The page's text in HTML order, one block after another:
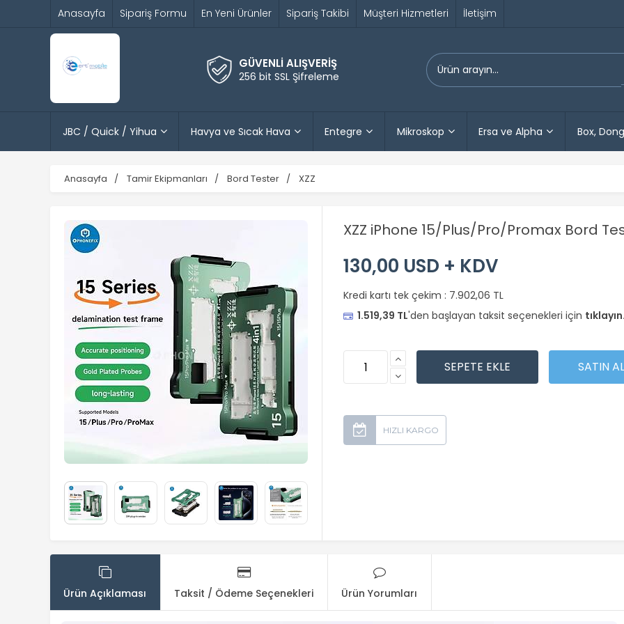
Anasayfa Sipariş Formu En Yeni Ürünler Sipariş Takibi Müşteri Hizmetleri İletişim
GÜVENLİ ALIŞVERİŞ
256 bit SSL Şifreleme
JBC / Quick / Yihua Havya ve Sıcak Hava Entegre Mikroskop Ersa ve Alpha Box,
Anasayfa Tamir Ekipmanları Bord Tester XZZ
XZZ iPhone 15/Plus/Pro/Promax Bord
130,00 USD + KDV
Kredi kartı tek çekim : 7.902,06 TL
1.519,39 TL'den başlayan taksit seçenekleri için
Ürün Açıklaması Taksit / Ödeme Seçenekleri Ürün Yorumları